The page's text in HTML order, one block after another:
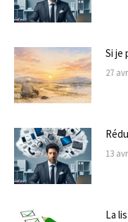
Si je
27
13
La